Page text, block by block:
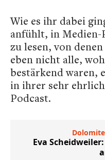
Wie es ihr dabei
anfühlt, in Medien-
zu lesen, von
eben nicht alle,
bestärkend waren,
in ihrer sehr
Podcast.